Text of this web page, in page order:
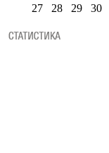
27
28 29 30